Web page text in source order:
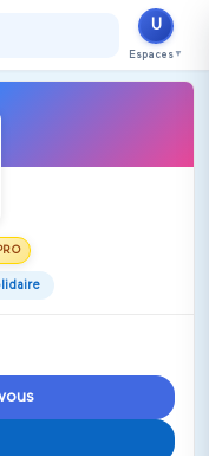
U
Espaces ▼